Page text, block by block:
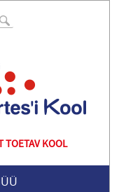
TOETAV KOOL